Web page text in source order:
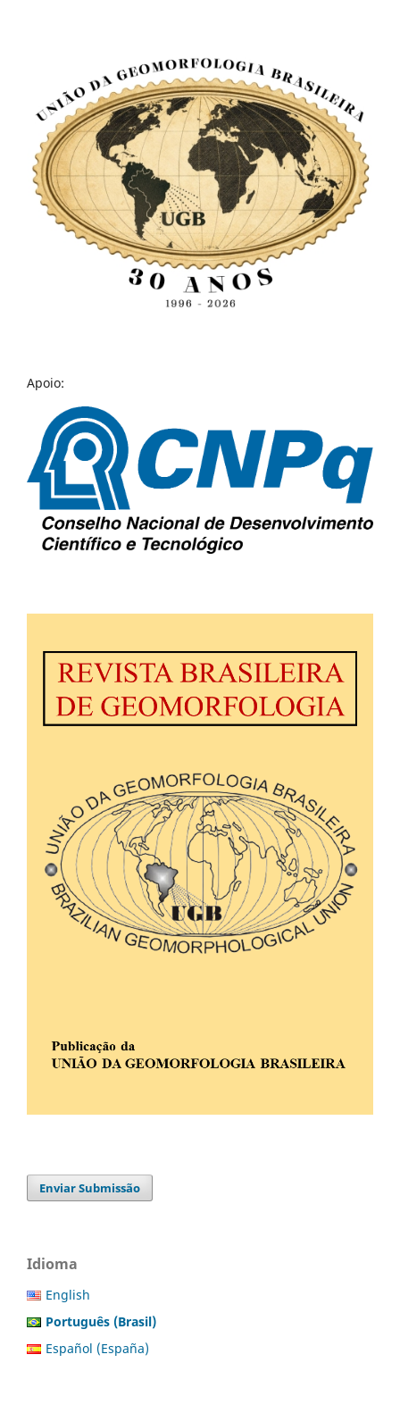
Apoio:
Enviar Submissão
Idioma
English
Português (Brasil)
Español (España)